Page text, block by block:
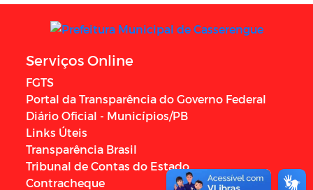
Serviços Online
FGTS
Portal da Transparência do Governo Federal
Diário Oficial - Municípios/PB
Links Úteis
Transparência Brasil
Tribunal de Contas do Estado
Contracheque